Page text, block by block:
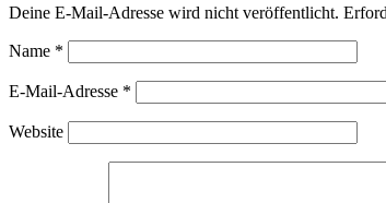
Deine E-Mail-Adresse wird nicht veröffentlicht.
Name *
E-Mail-Adresse *
Website